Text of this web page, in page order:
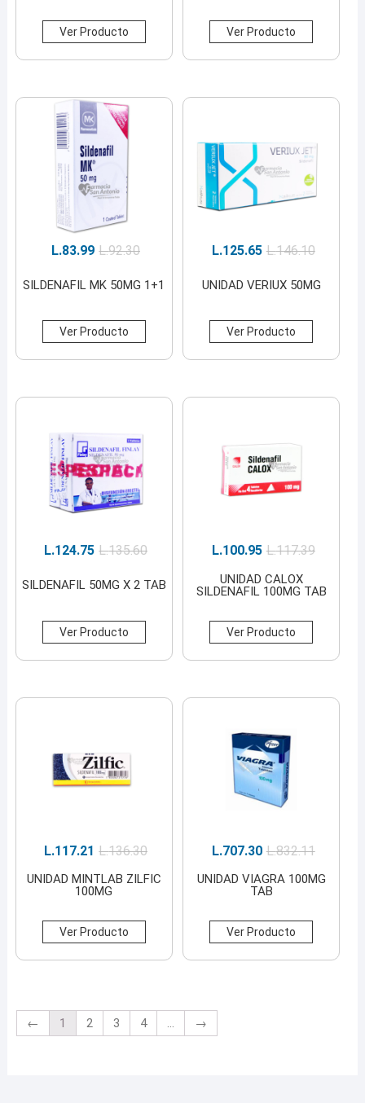
Ver Producto Ver Producto
L.92.30
L.83.99
SILDENAFIL MK 50MG 1+1
Ver Producto
L.146.10
L.125.65
UNIDAD VERIUX 50MG
Ver Producto
L.135.60
L.124.75
SILDENAFIL 50MG X 2 TAB
Ver Producto
L.117.39
L.100.95
UNIDAD CALOX
SILDENAFIL 100MG TAB
Ver Producto
L.136.30
L.117.21
UNIDAD MINTLAB ZILFIC
100MG
Ver Producto
L.832.11
L.707.30
UNIDAD VIAGRA 100MG
TAB
Ver Producto
← 1 2 3 4 →